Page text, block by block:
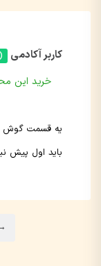
کاربر آکادمی
خرید این
یه قسمت گوش
باید اول پیش